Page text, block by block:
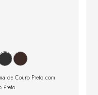
de Couro Preto com
Preto